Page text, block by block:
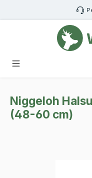
Zum Hauptinhalt springen
Niggeloh
(48-60 cm)